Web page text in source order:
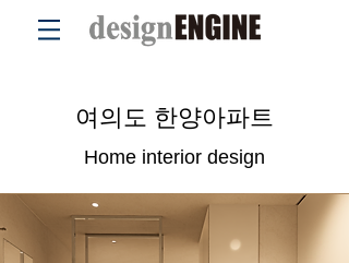
여의도 한양아파트
Home interior design